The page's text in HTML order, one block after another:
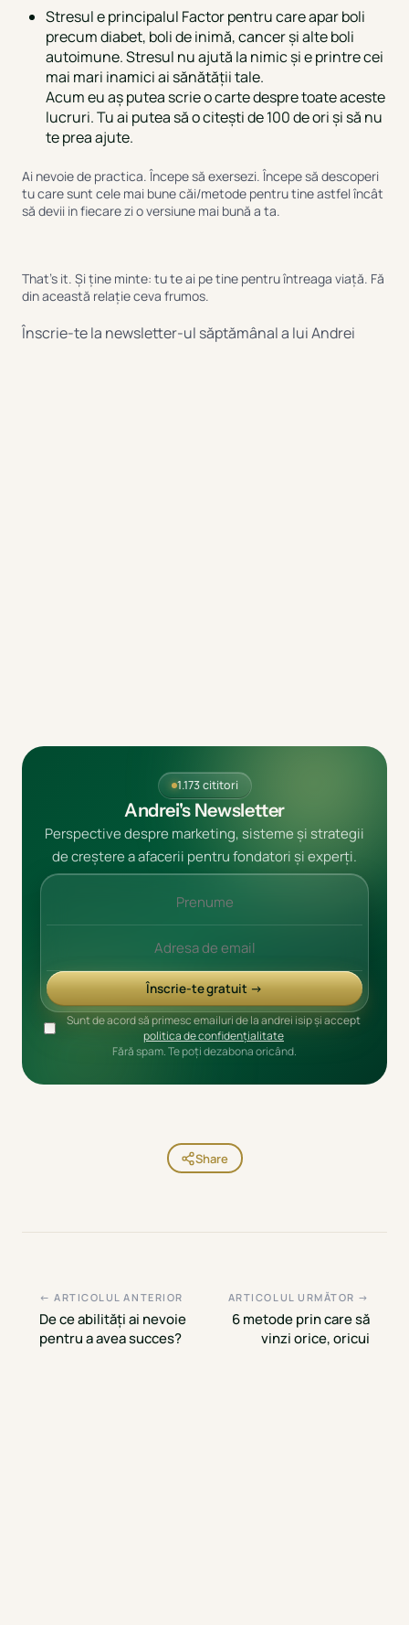
Stresul e principalul Factor pentru care apar boli
precum diabet, boli de inimă, cancer și alte boli
autoimune. Stresul nu ajută la nimic și e printre cei
mai mari inamici ai sănătății tale.
Acum eu aș putea scrie o carte despre toate aceste
lucruri. Tu ai putea să o citești de 100 de ori și să nu
te prea ajute.
Ai nevoie de practica. Începe să exersezi. Începe să descoperi
tu care sunt cele mai bune căi/metode pentru tine astfel încât
să devii in fiecare zi o versiune mai bună a ta.
That’s it. Și ține minte: tu te ai pe tine pentru întreaga viață. Fă
din această relație ceva frumos.
Înscrie-te la newsletter-ul săptămânal a lui Andrei
1.173 cititori
Andrei's Newsletter
Perspective despre marketing, sisteme și strategii
de creștere a afacerii pentru fondatori și experți.
Înscrie-te gratuit →
Sunt de acord să primesc emailuri de la andrei isip și accept
politica de confidențialitate
Fără spam. Te poți dezabona oricând.
Share
← ARTICOLUL ANTERIOR
De ce abilități ai nevoie
pentru a avea succes?
ARTICOLUL URMĂTOR →
6 metode prin care să
vinzi orice, oricui